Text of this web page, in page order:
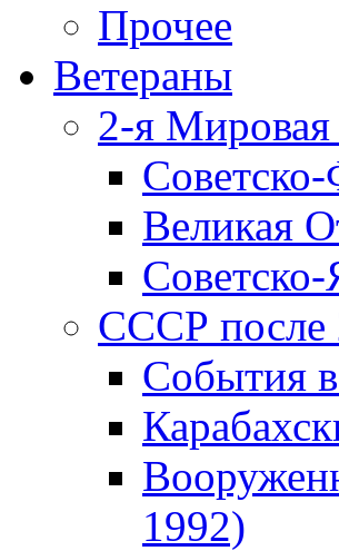
Прочее
Ветераны
2-я Мировая
Великая
СССР после
События
1992)